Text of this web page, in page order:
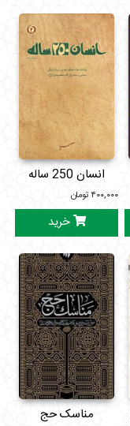
انسان 250 ساله
۴۰۰,۰۰۰ تومان
خرید
مناسک حج